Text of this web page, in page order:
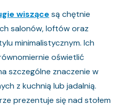
wiszącesą chętnie
salonów, loftów oraz
minimalistycznym. Ich
oświetlić
szczególne znaczenie w
z kuchnią lub jadalnią.
prezentuje się nad stołem